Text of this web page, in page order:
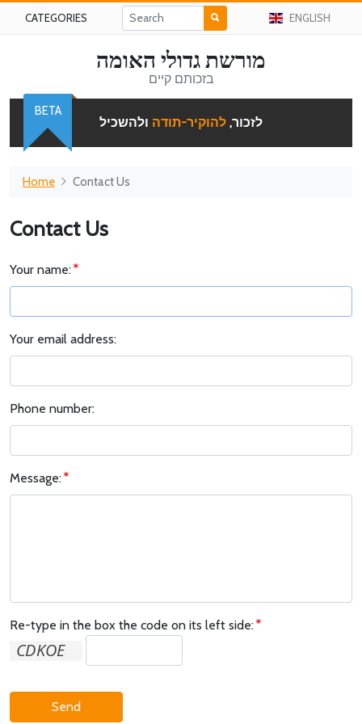
CATEGORIES ENGLISH
מורשת גדולי האומה
בזכותם קיים
לזכור, להוקיר-תודה ולהשכיל
BETA
Home Contact Us
Contact Us
Your name:
Your email address:
Phone number:
Message:
Re-type in the box the code on its left side:
Send